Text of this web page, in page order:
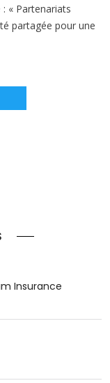
« Partenariats
partagée pour une
Insurance